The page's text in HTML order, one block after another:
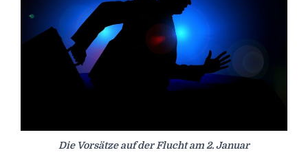
Die Vorsätze auf der Flucht am 2. Januar